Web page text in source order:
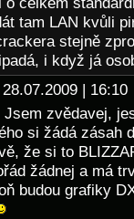
tam LAN kvůli
stejně
i když já
28.07.2009 |
Jsem zvědavej,
si žádá zásah
že si to
žádnej a má
budou grafiky